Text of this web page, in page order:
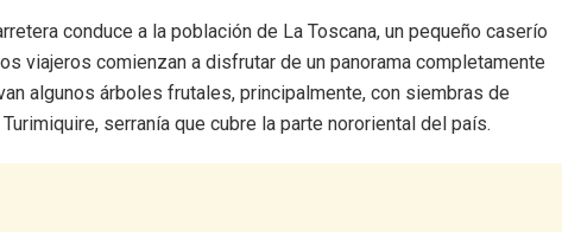
conduce a la población de La Toscana, un pequeño caserío
viajeros comienzan a disfrutar de un panorama completamente
algunos árboles frutales, principalmente, con siembras de
serranía que cubre la parte nororiental del país.